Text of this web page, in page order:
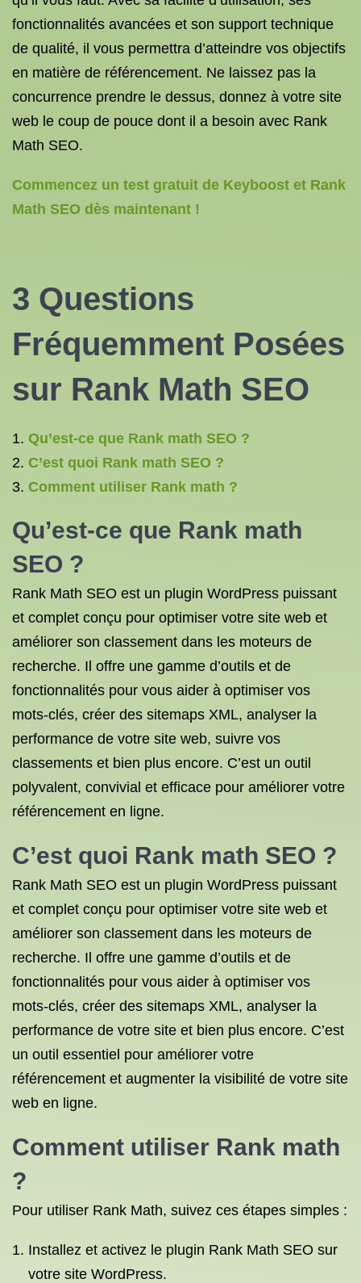
fonctionnalités avancées et son support technique
de qualité, il vous permettra d’atteindre vos objectifs
en matière de référencement. Ne laissez pas la
concurrence prendre le dessus, donnez à votre site
web le coup de pouce dont il a besoin avec Rank
Math SEO.
Commencez un test gratuit de Keyboost et Rank
Math SEO dès maintenant !
3 Questions
Fréquemment Posées
sur Rank Math SEO
Qu’est-ce que Rank math SEO ?
C’est quoi Rank math SEO ?
Comment utiliser Rank math ?
Qu’est-ce que Rank math
SEO ?
Rank Math SEO est un plugin WordPress puissant
et complet conçu pour optimiser votre site web et
améliorer son classement dans les moteurs de
recherche. Il offre une gamme d’outils et de
fonctionnalités pour vous aider à optimiser vos
mots-clés, créer des sitemaps XML, analyser la
performance de votre site web, suivre vos
classements et bien plus encore. C’est un outil
polyvalent, convivial et efficace pour améliorer votre
référencement en ligne.
C’est quoi Rank math SEO ?
Rank Math SEO est un plugin WordPress puissant
et complet conçu pour optimiser votre site web et
améliorer son classement dans les moteurs de
recherche. Il offre une gamme d’outils et de
fonctionnalités pour vous aider à optimiser vos
mots-clés, créer des sitemaps XML, analyser la
performance de votre site et bien plus encore. C’est
un outil essentiel pour améliorer votre
référencement et augmenter la visibilité de votre site
web en ligne.
Comment utiliser Rank math
?
Pour utiliser Rank Math, suivez ces étapes simples :
Installez et activez le plugin Rank Math SEO sur
votre site WordPress.